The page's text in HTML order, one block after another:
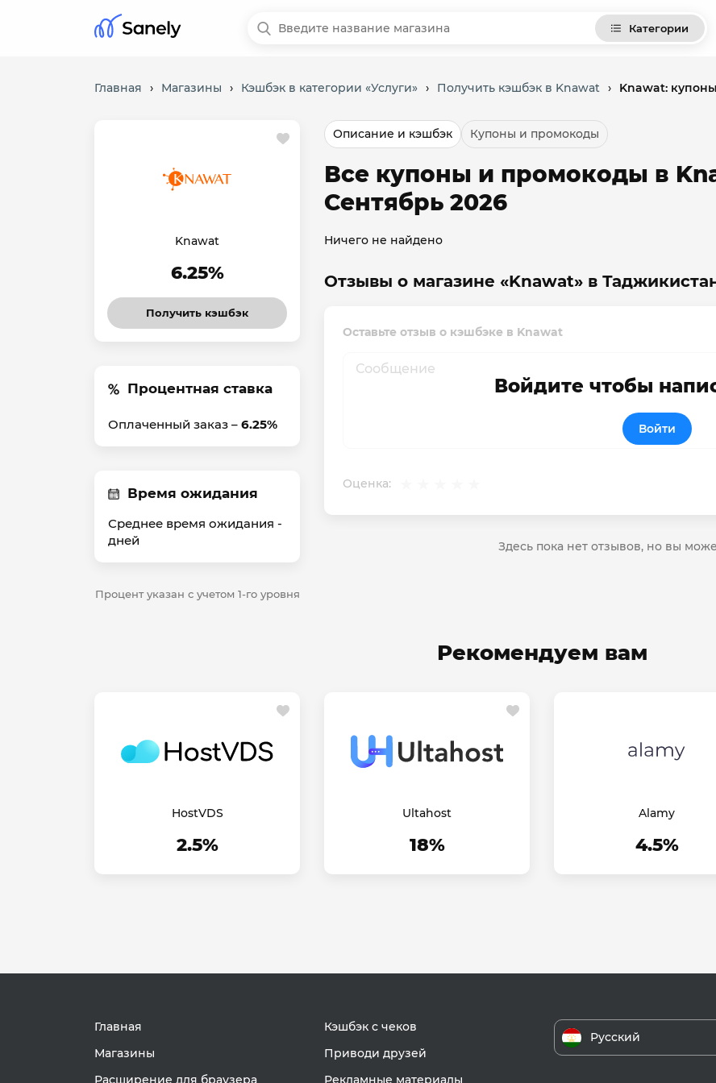
Категории
Главная › Магазины › Кэшбэк в категории «Услуги» › Получить кэшбэк в Knawat › Knawat:
Knawat
6.25%
Получить кэшбэк
Процентная ставка
Оплаченный заказ – 6.25%
Время ожидания
Среднее время ожидания -
дней
Процент указан с учетом 1-го уровня
Описание и кэшбэк Купоны и промокоды
Все купоны и промокоды в
Сентябрь 2026
Ничего не найдено
Отзывы о магазине «Knawat» в
Оставьте отзыв о кэшбэке в Knawat
Оценка:
Войдите чтобы
Войти
Здесь пока нет отзывов, но вы
Рекомендуем вам
HostVDS
2.5%
Ultahost
18%
Alamy
4.5%
Главная
Магазины
Расширение для браузера
Кэшбэк с чеков
Приводи друзей
Рекламные материалы
Русский